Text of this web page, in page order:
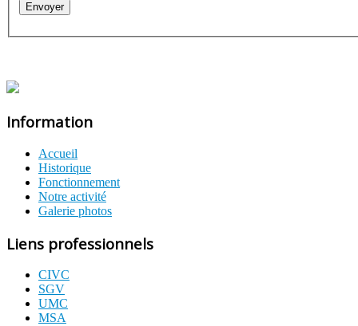
Envoyer
Information
Accueil
Historique
Fonctionnement
Notre activité
Galerie photos
Liens professionnels
CIVC
SGV
UMC
MSA